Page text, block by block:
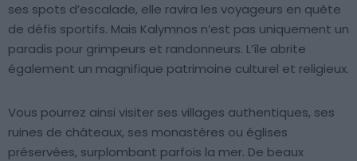
ses spots d’escalade, elle ravira les voyageurs en quête
de défis sportifs. Mais Kalymnos n’est pas uniquement un
paradis pour grimpeurs et randonneurs. L’île abrite
également un magnifique patrimoine culturel et religieux.
Vous pourrez ainsi visiter ses villages authentiques, ses
ruines de châteaux, ses monastères ou églises
préservées, surplombant parfois la mer. De beaux